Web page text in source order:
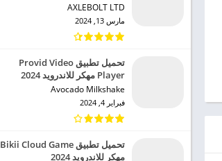
AXLEBOLT LTD‏
مارس 13, 2024
تحميل تطبيق Provid Video
Player مهكر للاندرويد 2024
Avocado Milkshake‏
فبراير 4, 2024
تحميل تطبيق Bikii Cloud Game
مهكر للاندرويد 2024